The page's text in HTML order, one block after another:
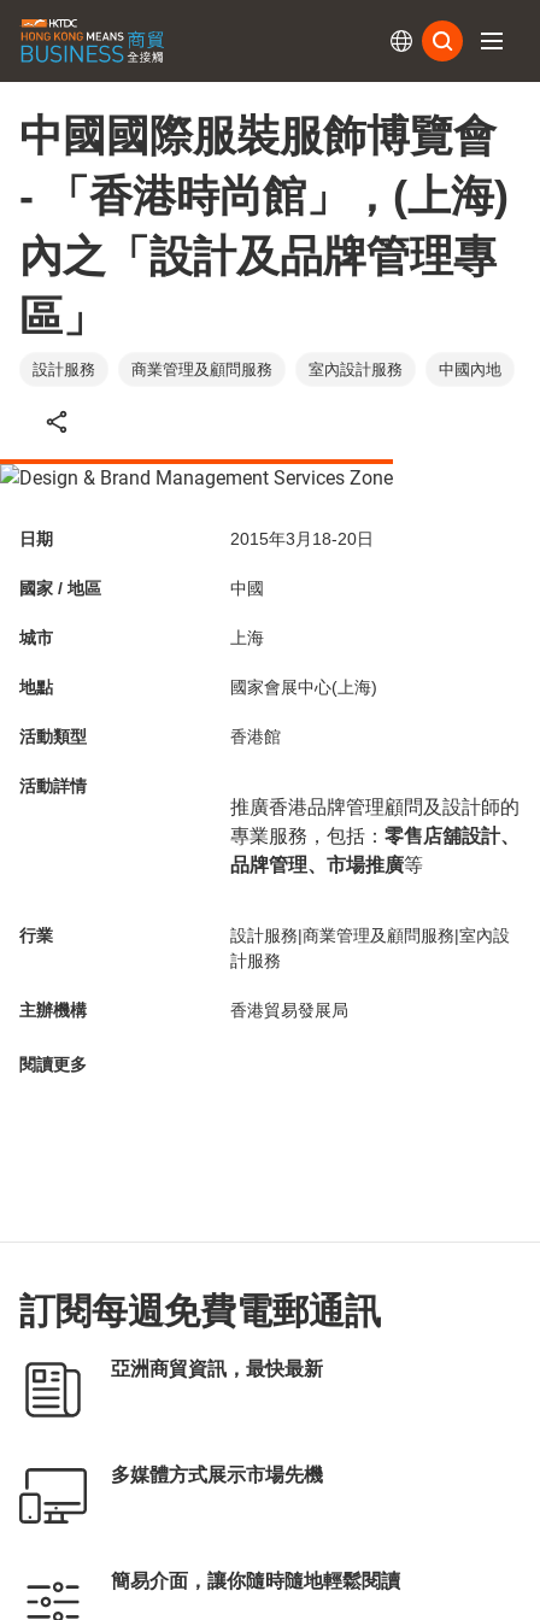
中國國際服裝服飾博覽會
- 「香港時尚館」，(上海)
內之「設計及品牌管理專
區」
設計服務 商業管理及顧問服務 室內設計服務 中國內地
日期 2015年3月18-20日
國家 / 地區 中國
城市 上海
地點 國家會展中心(上海)
活動類型 香港館
活動詳情
推廣香港品牌管理顧問及設計師的
專業服務，包括： 零售店舖設計、
品牌管理、市場推廣等
行業
設計服務|商業管理及顧問服務|室內設
計服務
主辦機構 香港貿易發展局
閱讀更多
訂閱每週免費電郵通訊
亞洲商貿資訊，最快最新
多媒體方式展示市場先機
簡易介面，讓你隨時隨地輕鬆閱讀